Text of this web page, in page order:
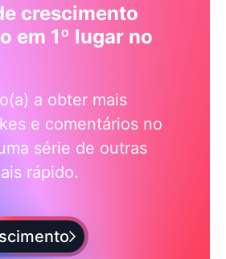
crescimento
em 1º lugar no
a obter mais
e comentários no
série de outras
rápido.